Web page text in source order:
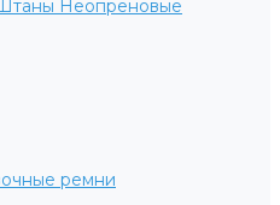
Неопреновые
ремни